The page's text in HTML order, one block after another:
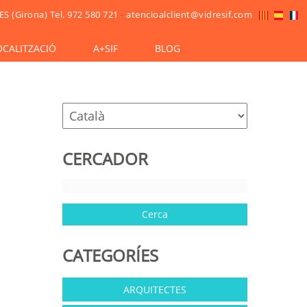
(Girona) Tel. 972 580 721 -atencioalclient@vidresif.com
A+SIF BLOG
CERCADOR
CATEGORÍES
ARQUITECTES